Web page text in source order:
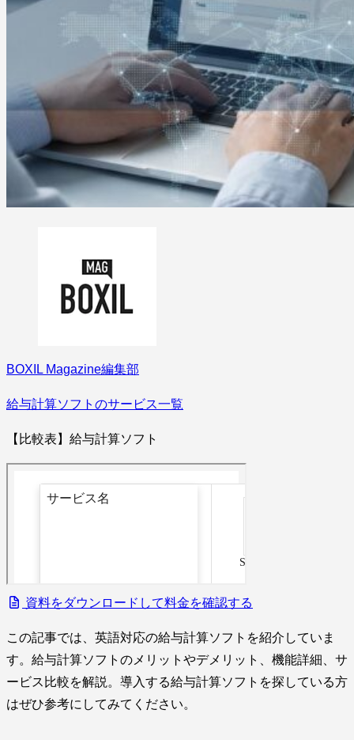
BOXIL Magazine編集部
給与計算ソフトのサービス一覧
【比較表】給与計算ソフト
資料をダウンロードして料金を確認する
この記事では、英語対応の給与計算ソフトを紹介していま
す。給与計算ソフトのメリットやデメリット、機能詳細、サ
ービス比較を解説。導入する給与計算ソフトを探している方
はぜひ参考にしてみてください。